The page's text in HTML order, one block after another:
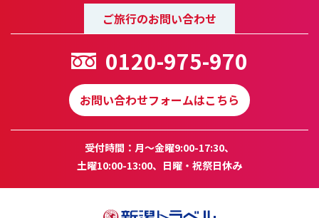
ご旅行のお問い合わせ
0120-975-970
お問い合わせフォームはこちら
受付時間：月～金曜9:00-17:30、
土曜10:00-13:00、日曜・祝祭日休み